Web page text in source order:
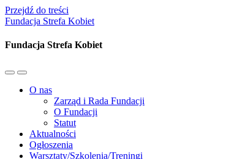
Przejdź do treści
Fundacja Strefa Kobiet
Fundacja Strefa Kobiet
Przełącz
mobilne
Przełącz
pole
wyszukiwania
O nas
Zarząd i Rada Fundacji
O Fundacji
Statut
Aktualności
Ogłoszenia
Warsztaty/Szkolenia/Treningi